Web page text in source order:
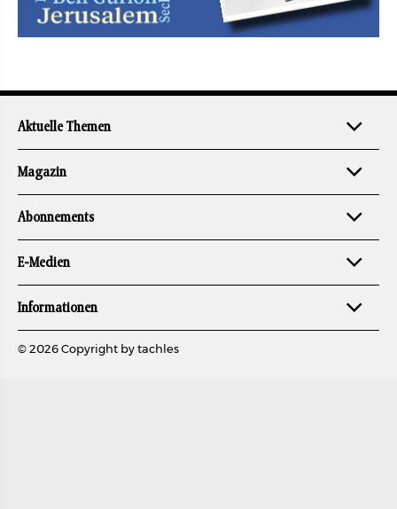
Aktuelle Themen
Magazin
Abonnements
E-Medien
Informationen
© 2026 Copyright by tachles